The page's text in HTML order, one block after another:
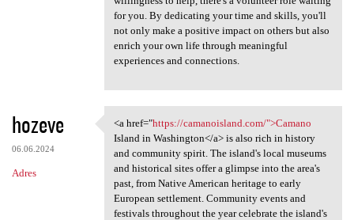
for you. By dedicating your time and skills, you'll
not only make a positive impact on others but also
enrich your own life through meaningful
experiences and connections.
hozeve
06.06.2024
Adres
<a href="https://camanoisland
<a href="https://camanoisland.com/">Camano
Island in Washington</a> is also rich in history
and community spirit. The island's local museums
and historical sites offer a glimpse into the area's
past, from Native American heritage to early
European settlement. Community events and
festivals throughout the year celebrate the island's